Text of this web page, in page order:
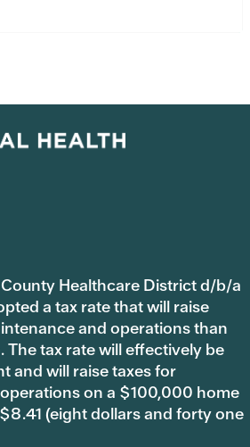
County Healthcare District d/b/a
a tax rate that will raise
and operations than
The tax rate will effectively be
and will raise taxes for
on a $100,000 home
(eight dollars and forty one